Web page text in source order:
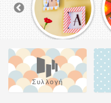
Συλλογή